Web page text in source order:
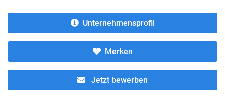
Unternehmensprofil
Merken
Jetzt bewerben